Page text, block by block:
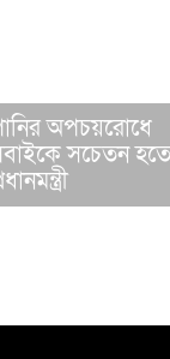
অপচয়রোধে
সচেতন